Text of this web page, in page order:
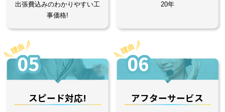
出張費込みのわかりやすい工
事価格!
20年
05
スピード対応!
06
アフターサービス